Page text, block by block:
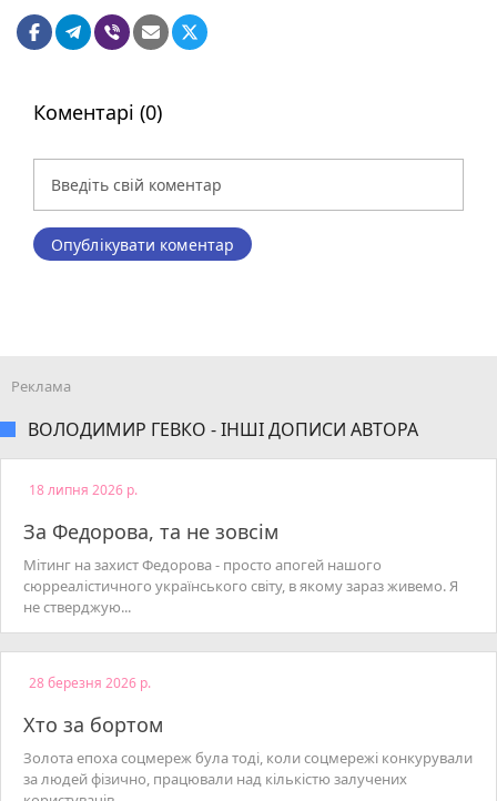
Коментарі (0)
Опублікувати коментар
ВОЛОДИМИР ГЕВКО - ІНШІ ДОПИСИ АВТОРА
18 липня 2026 р.
За Федорова, та не зовсім
Мітинг на захист Федорова - просто апогей нашого
сюрреалістичного українського світу, в якому зараз живемо. Я
не стверджую...
28 березня 2026 р.
Хто за бортом
Золота епоха соцмереж була тоді, коли соцмережі конкурували
за людей фізично, працювали над кількістю залучених